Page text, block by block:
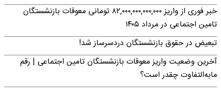
خبر فوری از واریز ۸۲,۰۰۰,۰۰۰,۰۰۰,۰۰۰ تومانی معوقات بازنشستگان
تامین اجتماعی در مرداد ۱۴۰۵
تبعیض در حقوق بازنشستگان دردسرساز شد!
آخرین وضعیت واریز معوقات بازنشستگان تامین اجتماعی | رقم
مابه‌التفاوت چقدر است؟